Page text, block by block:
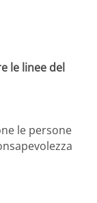
le linee del
le persone